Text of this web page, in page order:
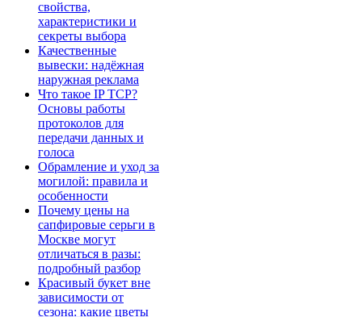
свойства,
характеристики и
секреты выбора
Качественные
вывески: надёжная
наружная реклама
Что такое IP TCP?
Основы работы
протоколов для
передачи данных и
голоса
Обрамление и уход за
могилой: правила и
особенности
Почему цены на
сапфировые серьги в
Москве могут
отличаться в разы:
подробный разбор
Красивый букет вне
зависимости от
сезона: какие цветы